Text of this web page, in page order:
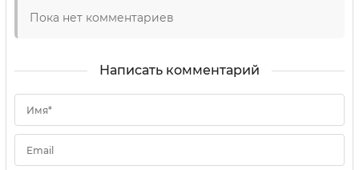
Пока нет комментариев
Написать комментарий
Имя*
Email